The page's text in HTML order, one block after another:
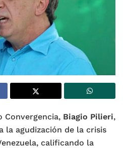
Convergencia, Biagio Pilieri,
la agudización de la crisis
calificando la